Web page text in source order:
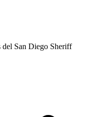
del San Diego Sheriff